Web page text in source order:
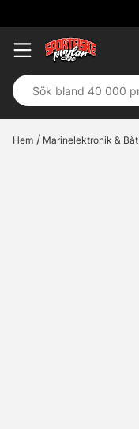
Hem Marinelektronik & Båt